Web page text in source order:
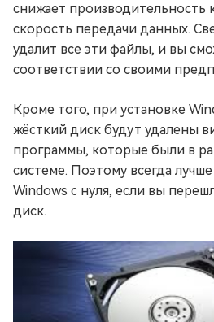
снижает
скорость передачи данных.
удалит все эти файлы, и вы
соответствии со своими
Кроме того, при установке
жёсткий диск будут удалены
программы, которые были в
системе. Поэтому всегда
Windows с нуля, если вы
диск.